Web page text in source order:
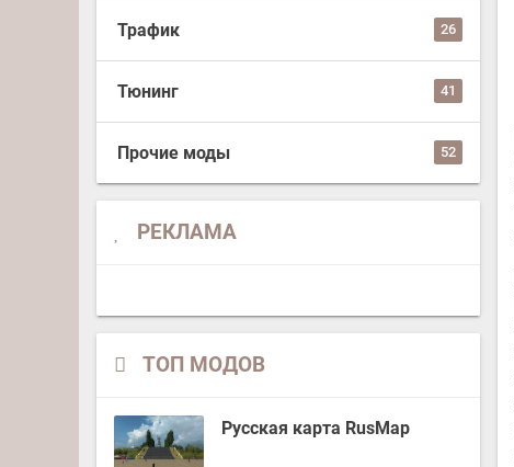
Трафик 26
Тюнинг 41
Прочие моды 52
РЕКЛАМА
ТОП МОДОВ
Русская карта RusMap